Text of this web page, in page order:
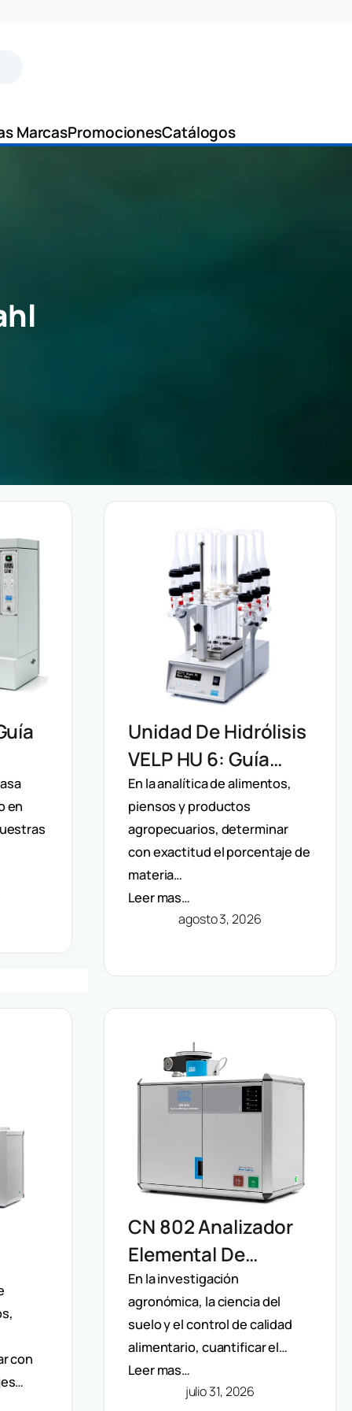
MarcasPromocionesCatálogos
en
Unidad De Hidrólisis
VELP HU 6: Guía
Técnica Para La
Determinación De
Grasa Total En
Alimentos
En la analítica de alimentos,
piensos y productos
agropecuarios, determinar
con exactitud el porcentaje de
materia…
Leer mas…
agosto 3, 2026
con
CN 802 Analizador
Elemental De
Carbono Y
Nitrógeno Velp:
Determinación
Rápida Por Método
Dumas (TC, TOC,
En la investigación
agronómica, la ciencia del
suelo y el control de calidad
alimentario, cuantificar el…
Leer mas…
julio 31, 2026